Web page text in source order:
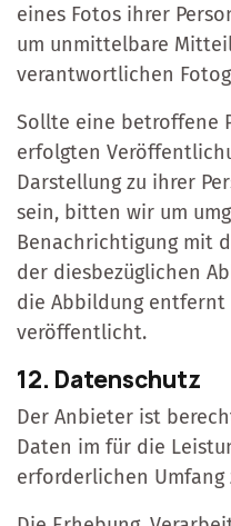
eines Fotos ihrer
um unmittelbare
verantwortlichen
Sollte eine betroffene
erfolgten
Darstellung zu ihrer
sein, bitten wir um
Benachrichtigung mit
der diesbezüglichen
die Abbildung
veröffentlicht.
12. Datenschutz
Der Anbieter ist
Daten im für die
erforderlichen Umfang